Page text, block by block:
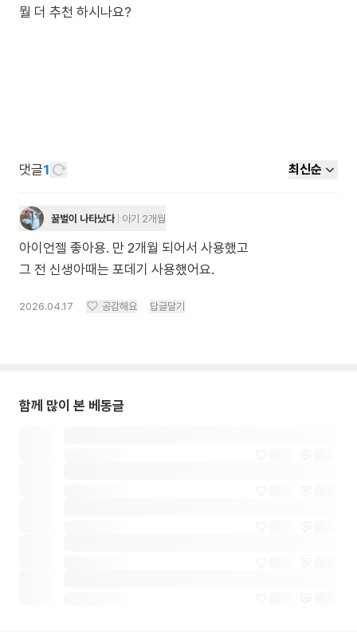
뭘 더 추천 하시나요?
댓글1 최신순
꿀벌이 나타났다 아기 2개월
아이언젤 좋아용. 만 2개월 되어서 사용했고
그 전 신생아때는 포데기 사용했어요.
2026.04.17 공감해요 답글달기
함께 많이 본 베동글